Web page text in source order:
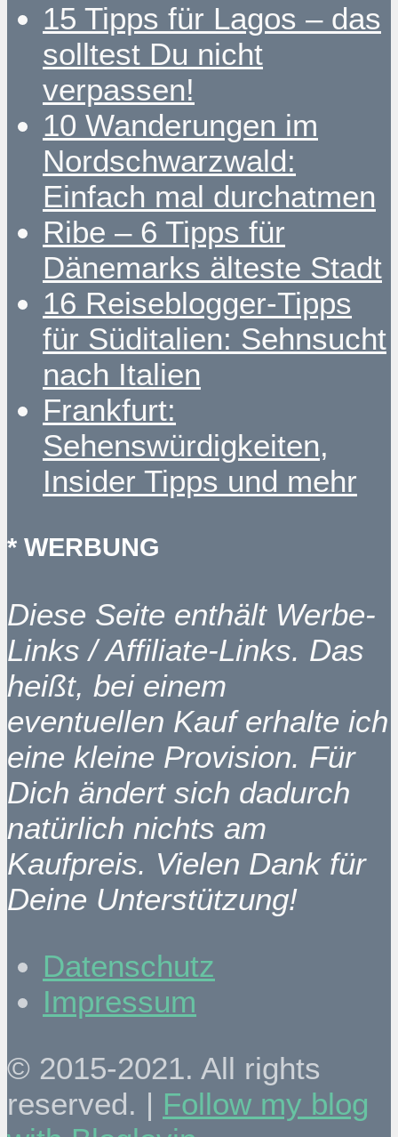
15 Tipps für Lagos – das
solltest Du nicht
verpassen!
10 Wanderungen im
Nordschwarzwald:
Einfach mal durchatmen
Ribe – 6 Tipps für
Dänemarks älteste Stadt
16 Reiseblogger-Tipps
für Süditalien: Sehnsucht
nach Italien
Frankfurt:
Sehenswürdigkeiten,
Insider Tipps und mehr
* WERBUNG
Diese Seite enthält Werbe-
Links / Affiliate-Links. Das
heißt, bei einem
eventuellen Kauf erhalte ich
eine kleine Provision. Für
Dich ändert sich dadurch
natürlich nichts am
Kaufpreis. Vielen Dank für
Deine Unterstützung!
Datenschutz
Impressum
© 2015-2021. All rights
reserved. | Follow my blog